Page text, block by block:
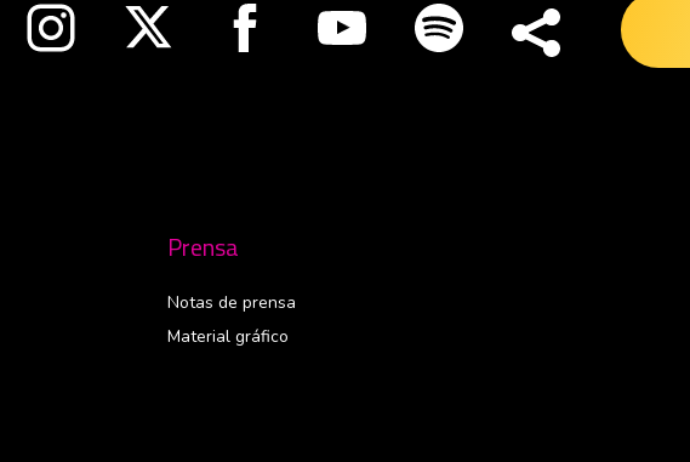
Abre en nueva ventanaAbre en nueva ventanaAbre en nueva ventanaAbre en nueva ventanaAbre en nueva ventana
Prensa
Notas de prensa
Material gráfico